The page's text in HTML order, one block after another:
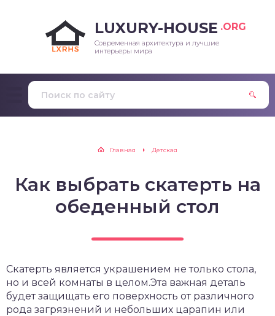
LUXURY-HOUSE .ORG
Современная архитектура и лучшие
интерьеры мира
Главная Детская
Как выбрать скатерть на
обеденный стол
Скатерть является украшением не только стола,
но и всей комнаты в целом.Эта важная деталь
будет защищать его поверхность от различного
рода загрязнений и небольших царапин или